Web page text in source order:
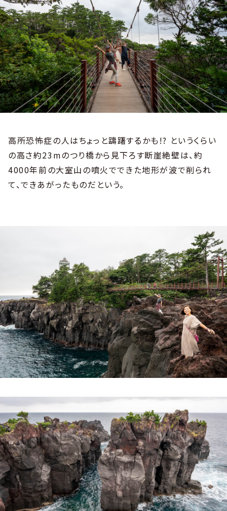
高所恐怖症の人はちょっと躊躇するかも!? というくらい
の高さ約23mのつり橋から見下ろす断崖絶壁は、約
4000年前の大室山の噴火でできた地形が波で削られ
て、できあがったものだという。